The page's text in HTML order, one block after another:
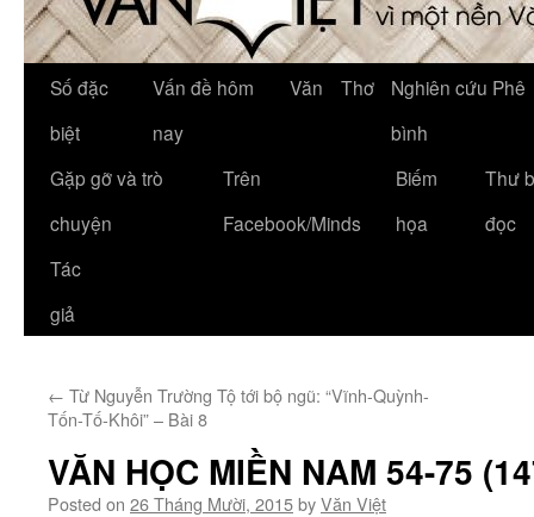
Số đặc
biệt
Vấn đề hôm
nay
Văn Thơ
Nghiên cứu Phê
bình
Gặp gỡ và trò
chuyện
Trên
Facebook/Minds
Biếm
họa
Thư
đọc
Tác
giả
← Từ Nguyễn Trường Tộ tới bộ ngũ: “Vĩnh-Quỳnh-
Tốn-Tố-Khôi” – Bài 8
VĂN HỌC MIỀN NAM 54-75
Posted on 26 Tháng Mười, 2015byVăn Việt